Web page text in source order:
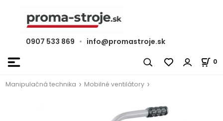
0907 533 869 • info@promastroje.sk
0
Manipulačná technika Mobilné ventilátory